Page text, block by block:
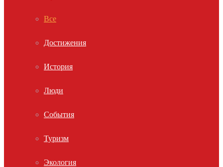
Все
Достижения
История
Люди
События
Туризм
Экология